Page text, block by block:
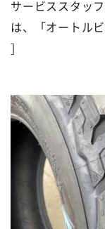
サービススタッ
は、「オートル